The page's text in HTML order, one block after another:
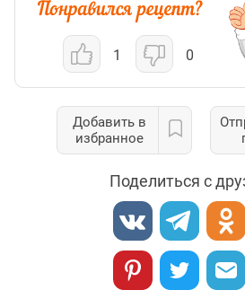
1 0
Добавить в
избранное
Поделиться с